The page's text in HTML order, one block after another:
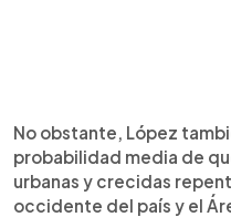
No obstante, López
probabilidad media de
urbanas y crecidas
occidente del país y el